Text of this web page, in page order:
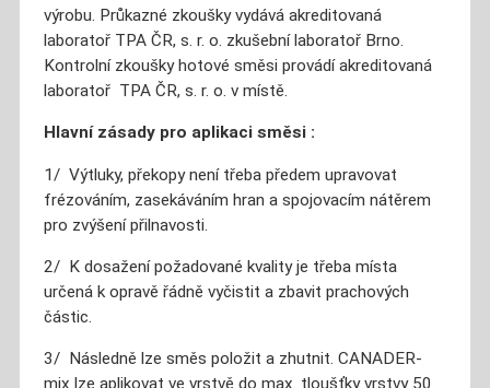
výrobu. Průkazné zkoušky vydává akreditovaná
laboratoř TPA ČR, s. r. o. zkušební laboratoř Brno.
Kontrolní zkoušky hotové směsi provádí akreditovaná
laboratoř TPA ČR, s. r. o. v místě.
Hlavní zásady pro aplikaci směsi :
1/ Výtluky, překopy není třeba předem upravovat
frézováním, zasekáváním hran a spojovacím nátěrem
pro zvýšení přilnavosti.
2/ K dosažení požadované kvality je třeba místa
určená k opravě řádně vyčistit a zbavit prachových
částic.
3/ Následně lze směs položit a zhutnit. CANADER-